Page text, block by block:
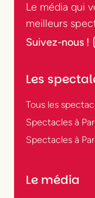
Le média qui
meilleurs
Suivez-nous !
Les
Tous les
Spectacles à
Spectacles à
Le média